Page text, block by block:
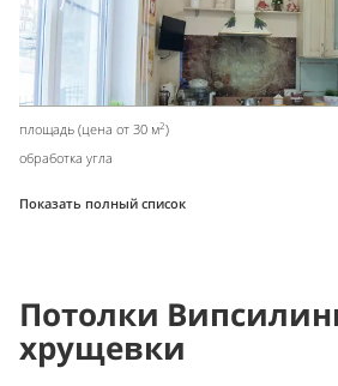
площадь (цена от 30 м2)
обработка угла
Показать полный список
Потолки
хрущевки